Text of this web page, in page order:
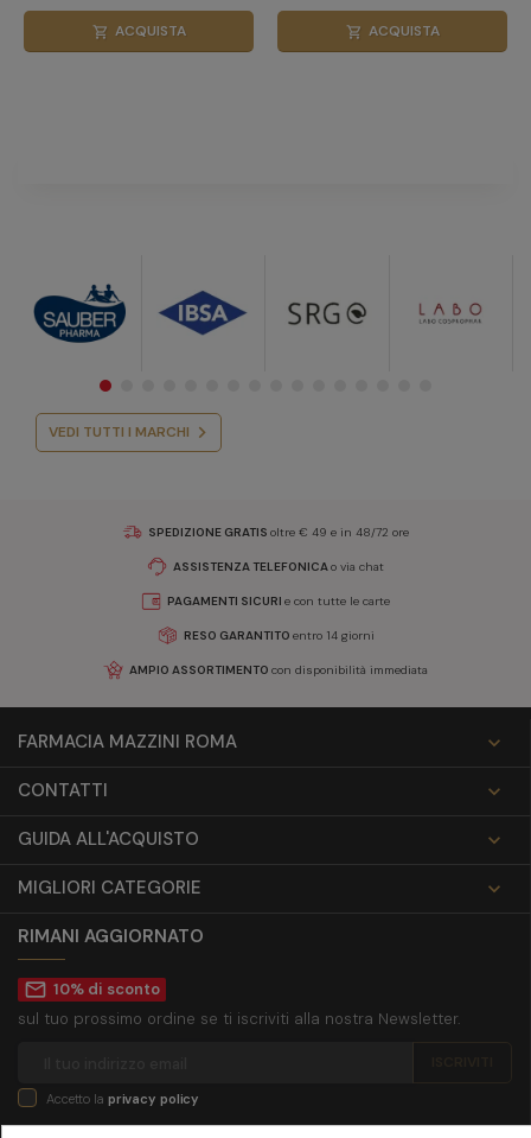
shopping_cart ACQUISTA shopping_cart ACQUISTA
VEDI TUTTI I MARCHI
SPEDIZIONE GRATIS oltre € 49 e in 48/72 ore
ASSISTENZA TELEFONICAo via chat
PAGAMENTI SICURI e con tutte le carte
RESO GARANTITO entro 14 giorni
AMPIO ASSORTIMENTO con disponibilità immediata
FARMACIA MAZZINI ROMA

CONTATTI

GUIDA ALL'ACQUISTO

MIGLIORI CATEGORIE

RIMANI AGGIORNATO
mail_outline 10% di sconto
sul tuo prossimo ordine se ti iscriviti alla nostra Newsletter.
Accetto la privacy policy